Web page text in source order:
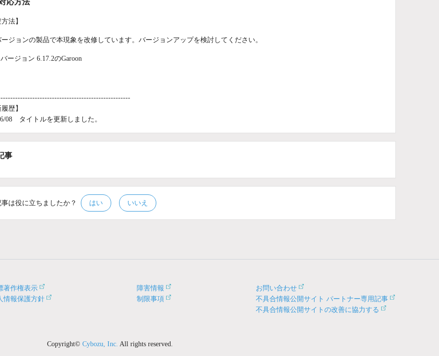
応方法
法】
ジョンの製品で本現象を改修しています。バージョンアップを検討してください。
バージョン 6.17.2のGaroon
歴】
08 タイトルを更新しました。
事
は役に立ちましたか？ はい いいえ
著作権表示
情報保護方針
障害情報
制限事項
お問い合わせ
不具合情報公開サイト パートナー専用記事
不具合情報公開サイトの改善に協力する
Copyright© Cybozu, Inc. All rights reserved.